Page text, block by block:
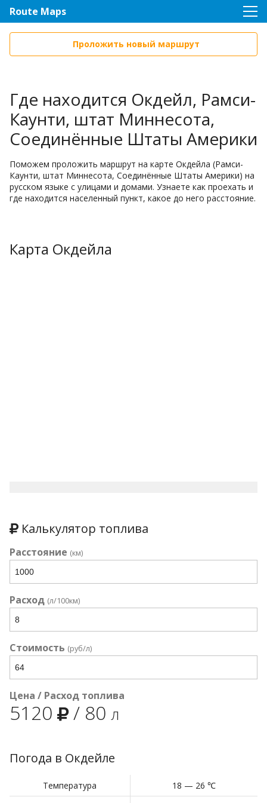
Route Maps
Проложить новый маршрут
Где находится Окдейл, Рамси-
Каунти, штат Миннесота,
Соединённые Штаты Америки
Поможем проложить маршрут на карте Окдейла (Рамси-
Каунти, штат Миннесота, Соединённые Штаты Америки) на
русском языке с улицами и домами. Узнаете как проехать и
где находится населенный пункт, какое до него расстояние.
Карта Окдейла
Калькулятор топлива
Расстояние (км)
Расход (л/100км)
Стоимость (руб/л)
Цена / Расход топлива
5120 / 80 л
Погода в Окдейле
Температура
18 — 26 ℃